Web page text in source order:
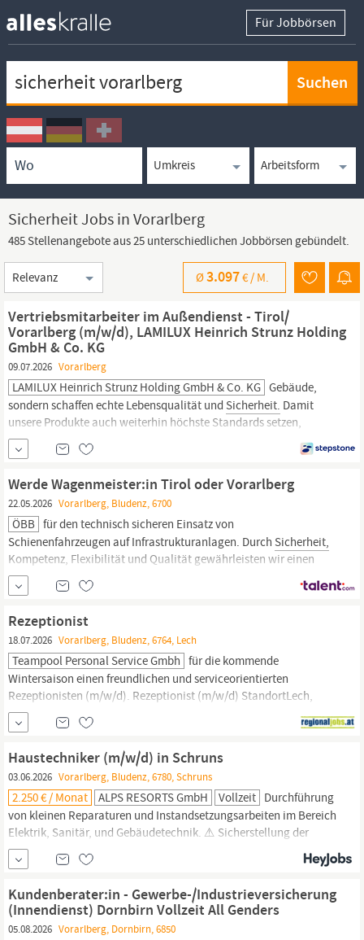
Für Jobbörsen
Ortssuche
Umkreissuche
Arbeitsform
Sicherheit Jobs in Vorarlberg
485 Stellenangebote aus 25 unterschiedlichen Jobbörsen gebündelt.
Sortierung
Ø3.097€ / M.
Vertriebsmitarbeiter im Außendienst - Tirol/
Vorarlberg (m/w/d), LAMILUX Heinrich Strunz Holding
GmbH & Co. KG
09.07.2026 Vorarlberg
LAMILUX Heinrich Strunz Holding GmbH & Co. KG Gebäude,
sondern schaffen echte Lebensqualität und Sicherheit. Damit
unsere Produkte auch weiterhin höchste Standards setzen,
suchen wir Sie: eine Persönlichkeit mit Vertriebserfahrung im
Projektgeschäft, Hands-on-Mentalität und dem Anspruch,
Potenziale im Markt, verfolgen Chancen...
Werde Wagenmeister:in Tirol oder Vorarlberg
22.05.2026 Vorarlberg, Bludenz, 6700
ÖBB für den technisch sicheren Einsatz von
Schienenfahrzeugen auf Infrastrukturanlagen. Durch Sicherheit,
Kompetenz, Flexibilität und Qualität gewährleisten wir einen
reibungslosen Ablauf für unsere Kund:innen, damit alle Züge des
Personen- und Güterverkehrs auch morgen sicher und pünktlich
Rezeptionist
18.07.2026 Vorarlberg, Bludenz, 6764, Lech
Teampool Personal Service Gmbh für die kommende
Wintersaison einen freundlichen und serviceorientierten
Rezeptionisten (m/w/d). Rezeptionist (m/w/d) StandortLech,
Vorarlberg
Arbeitszeit 40.0 Stunden/Woche Dich
begeistertHerzlicher Empfang und Verabschiedung unserer
nationalen und internationalen GästeCheck-in und Check-out der
HotelgästeBearbeitung von Reservierungen sowie...
Haustechniker (m/w/d) in Schruns
03.06.2026 Vorarlberg, Bludenz, 6780, Schruns
2.250 € / Monat ALPS RESORTS GmbH Vollzeit Durchführung
von kleinen Reparaturen und Instandsetzungsarbeiten im Bereich
Elektrik, Sanitär, und Gebäudetechnik. ⚠️ Sicherstellung der
Einhaltung von Sicherheits-
und Hygienevorschriften gemäß den
geltenden Standards. Kontrolle der Poolanlagen Was uns von
anderen Unternehmen im Tourismus unterscheidet: Geregelte
Arbeitszeiten: Wir ermöglichen eine...
Kundenberater:in - Gewerbe-/Industrieversicherung
(Innendienst) Dornbirn Vollzeit All Genders
05.08.2026 Vorarlberg, Dornbirn, 6850